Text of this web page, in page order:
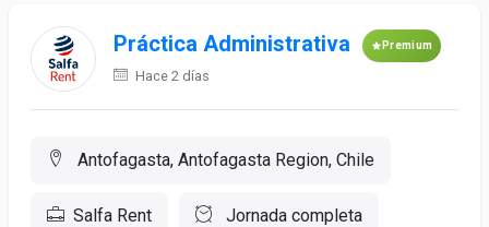
Práctica Administrativa Premium
Hace 2 días
Antofagasta, Antofagasta Region, Chile
Salfa Rent Jornada completa